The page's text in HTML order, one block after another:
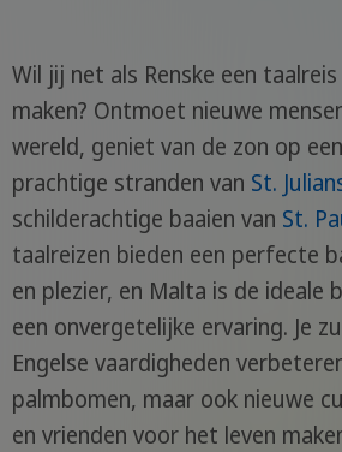
Wil jij net als Renske een
maken? Ontmoet nieuwe
wereld, geniet van de zon op
prachtige stranden van St.
schilderachtige baaien van St.
taalreizen bieden een perfecte
en plezier, en Malta is de ideale
een onvergetelijke ervaring. Je
Engelse vaardigheden
palmbomen, maar ook nieuwe
en vrienden voor het leven